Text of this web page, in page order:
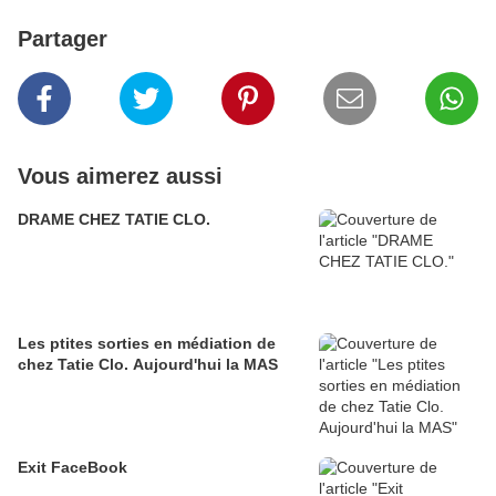
Partager
Vous aimerez aussi
DRAME CHEZ TATIE CLO.
Les ptites sorties en médiation de
chez Tatie Clo. Aujourd'hui la MAS
Exit FaceBook